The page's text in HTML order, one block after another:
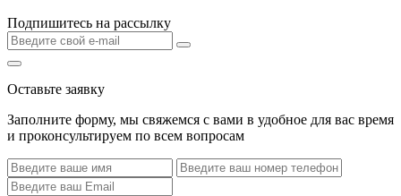
Подпишитесь на рассылку
Оставьте заявку
Заполните форму, мы свяжемся с вами в удобное для вас время
и проконсультируем по всем вопросам